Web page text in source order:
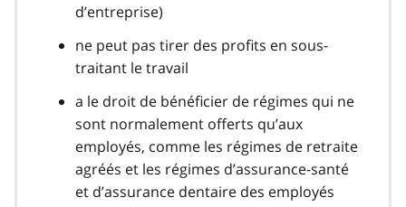
d’entreprise)
ne peut pas tirer des profits en sous-
traitant le travail
a le droit de bénéficier de régimes qui ne
sont normalement offerts qu’aux
employés, comme les régimes de retraite
agréés et les régimes d’assurance-santé
et d’assurance dentaire des employés